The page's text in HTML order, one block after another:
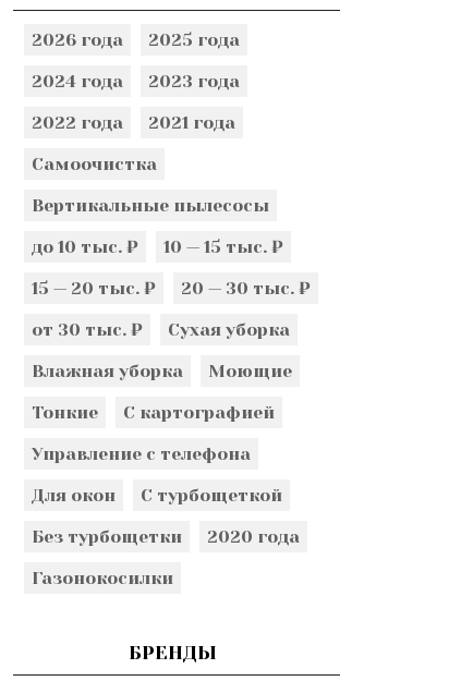
2026 года
2025 года
2024 года
2023 года
2022 года
2021 года
Самоочистка
Вертикальные пылесосы
до 10 тыс. ₽
10 — 15 тыс. ₽
15 — 20 тыс. ₽
20 — 30 тыс. ₽
от 30 тыс. ₽
Сухая уборка
Влажная уборка
Моющие
Тонкие
С картографией
Управление с телефона
Для окон
С турбощеткой
Без турбощетки
2020 года
Газонокосилки
БРЕНДЫ